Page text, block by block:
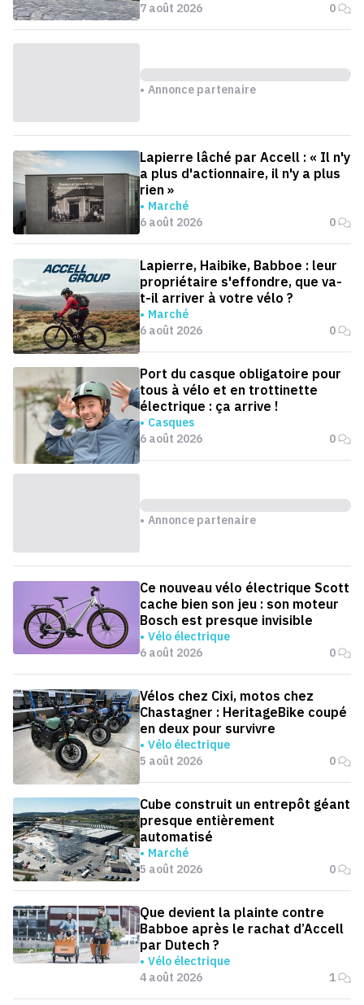
7 août 2026
0
Annonce partenaire
Lapierre lâché par Accell : « Il n'y
a plus d'actionnaire, il n'y a plus
rien »
Marché
6 août 2026
0
Lapierre, Haibike, Babboe : leur
propriétaire s'effondre, que va-
t-il arriver à votre vélo ?
Marché
6 août 2026
0
Port du casque obligatoire pour
tous à vélo et en trottinette
électrique : ça arrive !
Casques
6 août 2026
0
Annonce partenaire
Ce nouveau vélo électrique Scott
cache bien son jeu : son moteur
Bosch est presque invisible
Vélo électrique
6 août 2026
0
Vélos chez Cixi, motos chez
Chastagner : HeritageBike coupé
en deux pour survivre
Vélo électrique
5 août 2026
0
Cube construit un entrepôt géant
presque entièrement
automatisé
Marché
5 août 2026
0
Que devient la plainte contre
Babboe après le rachat d’Accell
par Dutech ?
Vélo électrique
4 août 2026
1